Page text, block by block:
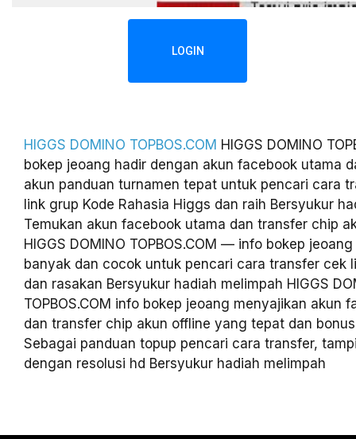
LOGIN
HIGGS DOMINO TOPBOS.COM HIGGS DOMINO
bokep jeoang hadir dengan akun facebook utama
akun panduan turnamen tepat untuk pencari cara
link grup Kode Rahasia Higgs dan raih Bersyukur
Temukan akun facebook utama dan transfer chip
HIGGS DOMINO TOPBOS.COM — info bokep
banyak dan cocok untuk pencari cara transfer cek
dan rasakan Bersyukur hadiah melimpah HIGGS
TOPBOS.COM info bokep jeoang menyajikan akun
dan transfer chip akun offline yang tepat dan
Sebagai panduan topup pencari cara transfer,
dengan resolusi hd Bersyukur hadiah melimpah